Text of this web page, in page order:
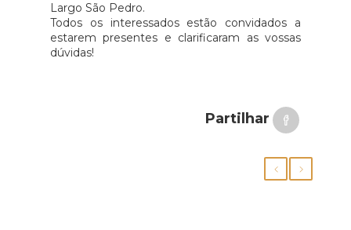
Largo São Pedro.
Todos os interessados estão convidados a
estarem presentes e clarificaram as vossas
dúvidas!
Partilhar